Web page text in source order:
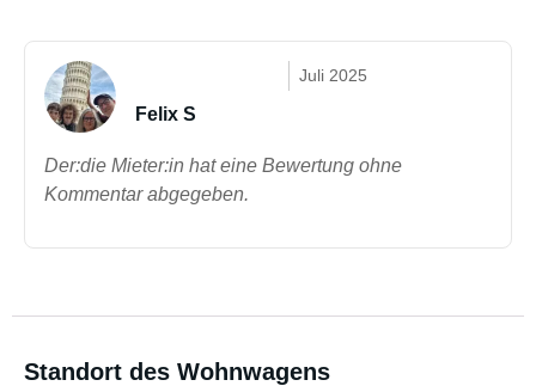
Juli 2025
Felix S
Der:die Mieter:in hat eine Bewertung ohne
Kommentar abgegeben.
Standort des Wohnwagens